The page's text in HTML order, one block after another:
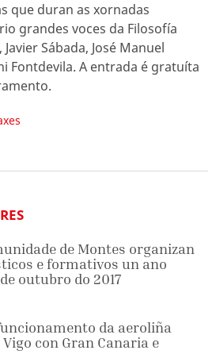
que duran as xornadas
grandes voces da Filosofía
Sábada, José Manuel
Fontdevila. A entrada é gratuíta
de Montes organizan
e formativos un ano
outubro do 2017
da aeroliña
con Gran Canaria e